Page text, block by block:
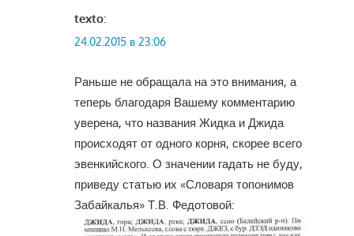
texto:
24.02.2015 в 23:06
Раньше не обращала на это внимания, а
теперь благодаря Вашему комментарию
уверена, что названия Жидка и Джида
происходят от одного корня, скорее всего
эвенкийского. О значении гадать не буду,
приведу статью их «Словаря топонимов
Забайкалья» Т.В. Федотовой: